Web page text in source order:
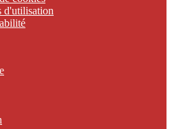
d'utilisation